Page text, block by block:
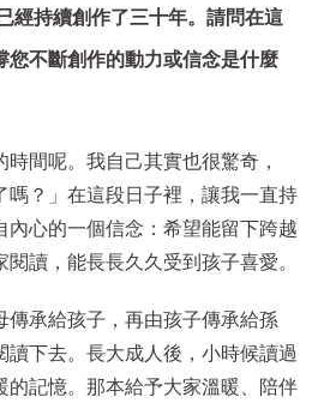
經持續創作了三十年。請問在這
您不斷創作的動力或信念是什麼
間呢。我自己其實也很驚奇，
嗎？」在這段日子裡，讓我一直持
內心的一個信念：希望能留下跨越
讀，能長長久久受到孩子喜愛。
傳承給孩子，再由孩子傳承給孫
讀下去。長大成人後，小時候讀過
的記憶。那本給予大家溫暖、陪伴